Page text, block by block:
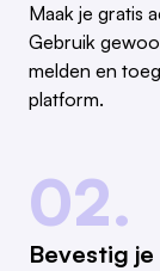
Maak je gratis
Gebruik
melden en
platform.
02.
Bevestig